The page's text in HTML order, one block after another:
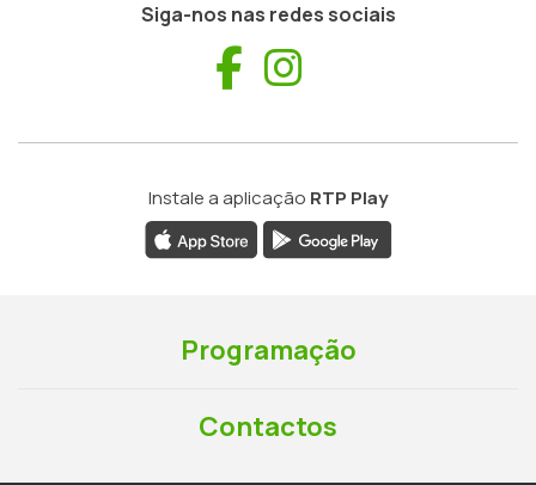
Siga-nos nas redes sociais
Facebook
Instale a aplicação RTP Play
Programação
Contactos